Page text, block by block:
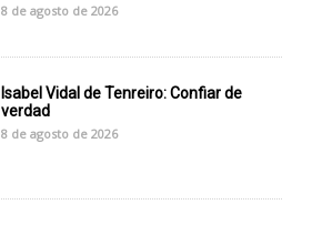
8 de agosto de 2026
Isabel Vidal de Tenreiro: Confiar de
verdad
8 de agosto de 2026